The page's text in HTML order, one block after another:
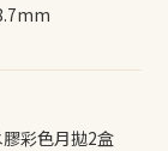
彩色月拋2盒